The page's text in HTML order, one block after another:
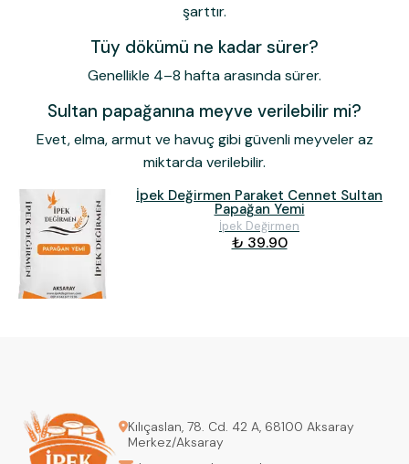
şarttır.
Tüy dökümü ne kadar sürer?
Genellikle 4–8 hafta arasında sürer.
Sultan papağanına meyve verilebilir mi?
Evet, elma, armut ve havuç gibi güvenli meyveler az
miktarda verilebilir.
İpek Değirmen Paraket Cennet Sultan
Papağan Yemi
İpek Değirmen
₺ 39.90
Kılıçaslan, 78. Cd. 42 A, 68100 Aksaray
Merkez/Aksaray